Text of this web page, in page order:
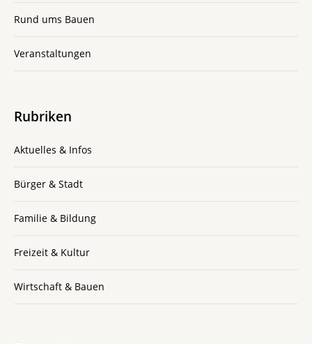
Rund ums Bauen
Veranstaltungen
Rubriken
Aktuelles & Infos
Bürger & Stadt
Familie & Bildung
Freizeit & Kultur
Wirtschaft & Bauen